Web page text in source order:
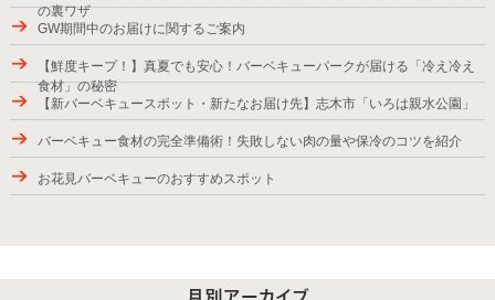
の裏ワザ
GW期間中のお届けに関するご案内
【鮮度キープ！】真夏でも安心！バーベキューパークが届ける「冷え冷え
食材」の秘密
【新バーベキュースポット・新たなお届け先】志木市「いろは親水公園」
バーベキュー食材の完全準備術！失敗しない肉の量や保冷のコツを紹介
お花見バーベキューのおすすめスポット
9月28日から10月6日のお届け